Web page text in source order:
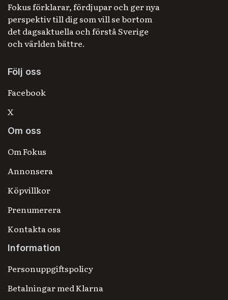
Fokus förklarar, fördjupar och ger nya
perspektiv till dig som vill se bortom
det dagsaktuella och förstå Sverige
och världen bättre.
Följ oss
Facebook
X
Om oss
Om Fokus
Annonsera
Köpvillkor
Prenumerera
Kontakta oss
Information
Personuppgiftspolicy
Betalningar med Klarna